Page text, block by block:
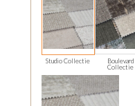
Studio Collectie
Boulevard
Collectie